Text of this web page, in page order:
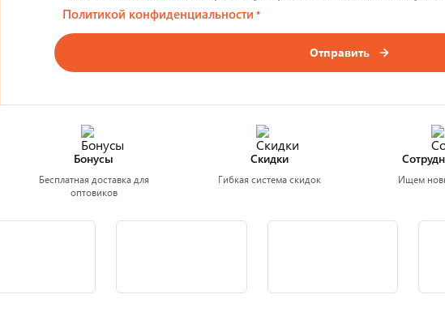
Политикой конфиденциальности *
Отправить
Бонусы
Бесплатная доставка для
оптовиков
Скидки
Гибкая система скидок Ищем